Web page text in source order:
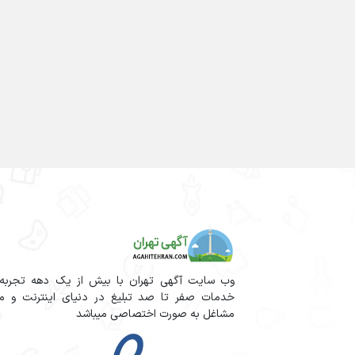
وب سایت آگهی تهران با بیش از یک دهه تجربه
خدمات صفر تا صد تبلیغ در دنیای اینترنت و
مشاغل به صورت اختصاصی میباشد